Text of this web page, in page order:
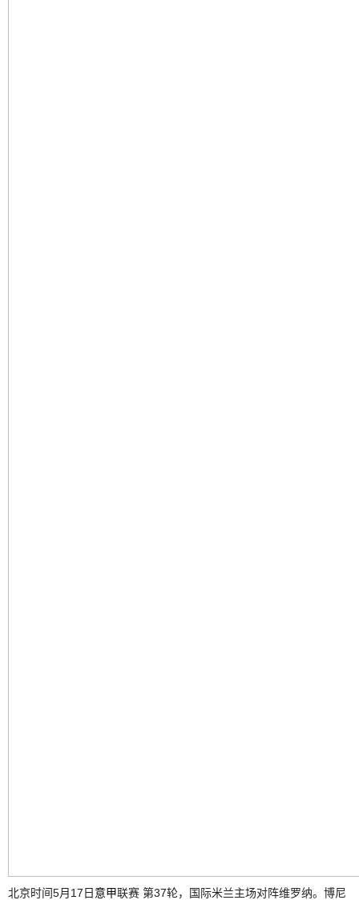
北京时间5月17日 意甲联赛 第37轮，国际米兰主场对阵维罗纳。博尼